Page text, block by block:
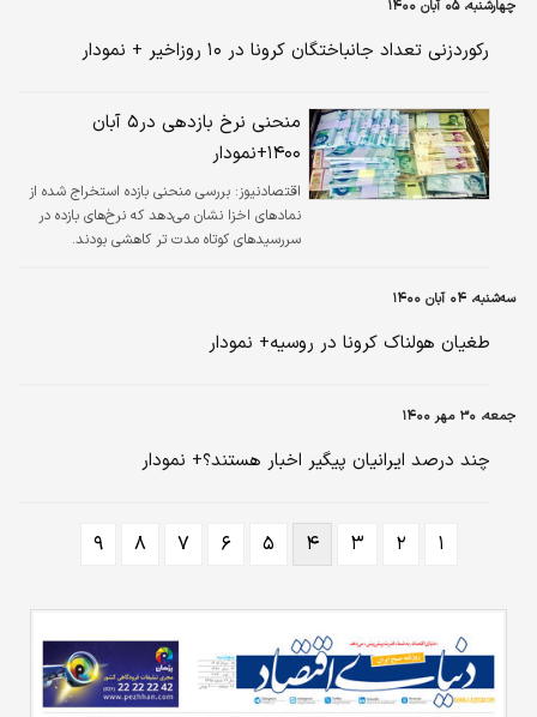
چهارشنبه، ۰۵ آبان ۱۴۰۰
رکوردزنی تعداد جانباختگان کرونا در ۱۰ روزاخیر + نمودار
منحنی نرخ بازدهی در۵ آبان
۱۴۰۰+نمودار
اقتصادنیوز: بررسی منحنی بازده استخراج شده از
نمادهای اخزا نشان می‌دهد که نرخ‌های بازده در
سررسیدهای کوتاه مدت تر کاهشی بودند.
سه‌شنبه، ۰۴ آبان ۱۴۰۰
طغیان هولناک کرونا در روسیه+ نمودار
جمعه، ۳۰ مهر ۱۴۰۰
چند درصد ایرانیان پیگیر اخبار هستند؟+ نمودار
۱ ۲ ۳ ۴ ۵ ۶ ۷ ۸ ۹